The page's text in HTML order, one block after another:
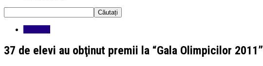
37 de elevi au obţinut premii la “Gala Olimpicilor 2011”